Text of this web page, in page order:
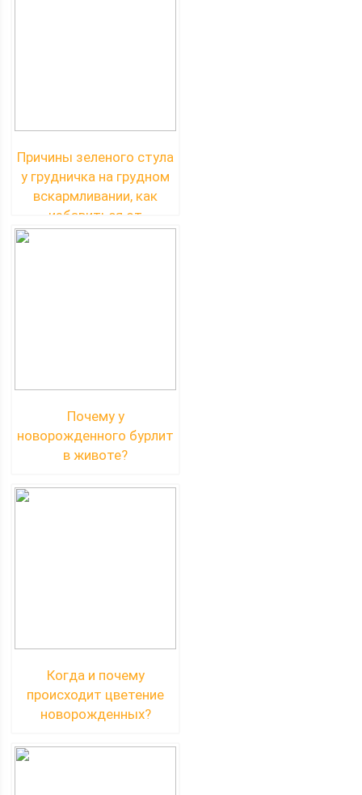
Причины зеленого стула
у грудничка на грудном
вскармливании, как
избавиться от
Почему у
новорожденного бурлит
в животе?
Когда и почему
происходит цветение
новорожденных?